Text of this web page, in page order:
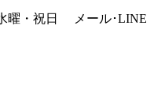
曜・祝日
メール･LINE